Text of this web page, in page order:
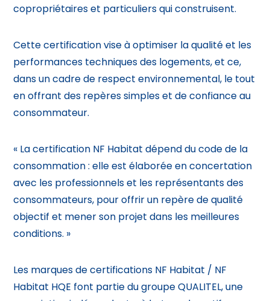
copropriétaires et particuliers qui construisent.
Cette certification vise à optimiser la qualité et les
performances techniques des logements, et ce,
dans un cadre de respect environnemental, le tout
en offrant des repères simples et de confiance au
consommateur.
« La certification NF Habitat dépend du code de la
consommation : elle est élaborée en concertation
avec les professionnels et les représentants des
consommateurs, pour offrir un repère de qualité
objectif et mener son projet dans les meilleures
conditions. »
Les marques de certifications NF Habitat / NF
Habitat HQE font partie du groupe QUALITEL, une